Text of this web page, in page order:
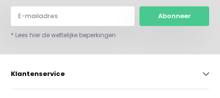
Abonneer
* Lees hier de wettelijke beperkingen
Klantenservice